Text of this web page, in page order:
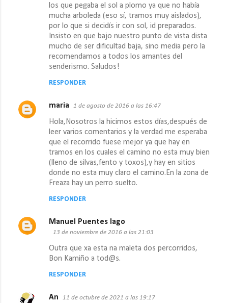
los que pegaba el sol a plomo ya que no había
mucha arboleda (eso sí, tramos muy aislados),
por lo que si decidís ir con sol, id preparados.
Insisto en que bajo nuestro punto de vista dista
mucho de ser dificultad baja, sino media pero la
recomendamos a todos los amantes del
senderismo. Saludos!
RESPONDER
maria 1 de agosto de 2016 a las 16:47
Hola,Nosotros la hicimos estos días,después de
leer varios comentarios y la verdad me esperaba
que el recorrido fuese mejor ya que hay en
tramos en los cuales el camino no esta muy bien
(lleno de silvas,fento y toxos),y hay en sitios
donde no esta muy claro el camino.En la zona de
Freaza hay un perro suelto.
RESPONDER
Manuel Puentes lago
13 de noviembre de 2016 a las 21:03
Outra que xa esta na maleta dos percorridos,
Bon Kamiño a tod@s.
RESPONDER
An 11 de octubre de 2021 a las 19:17